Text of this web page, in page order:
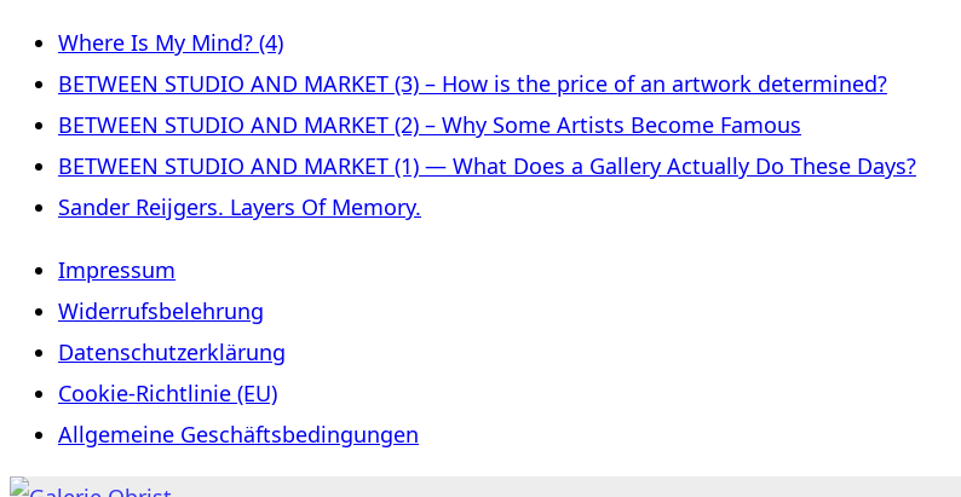
Where Is My Mind? (4)
BETWEEN STUDIO AND MARKET (3) – How is the price of an artwork determined?
BETWEEN STUDIO AND MARKET (2) – Why Some Artists Become Famous
BETWEEN STUDIO AND MARKET (1) — What Does a Gallery Actually Do These Days?
Sander Reijgers. Layers Of Memory.
Impressum
Widerrufsbelehrung
Datenschutzerklärung
Cookie-Richtlinie (EU)
Allgemeine Geschäftsbedingungen